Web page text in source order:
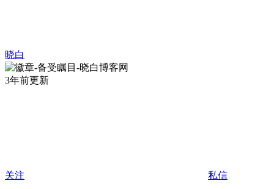
晓白
3年前更新
关注 私信